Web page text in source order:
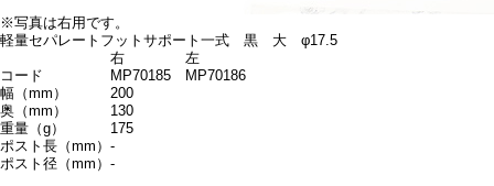
※写真は右用です。
軽量セパレートフットサポート一式 黒 大 φ17.5
右
左
コード
MP70185
MP70186
幅（mm）
200
奥（mm）
130
重量（g）
175
ポスト長（mm） -
ポスト径（mm） -